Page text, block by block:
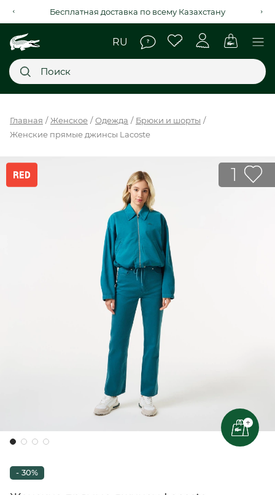
Рассрочка на 4 месяца через Kaspi Red+
НОВИНКИ
SALE
МЫ LACOSTE
Главная Женское Одежда
Брюки и шорты
Женские прямые джинсы Lacoste
1
+
- 30%